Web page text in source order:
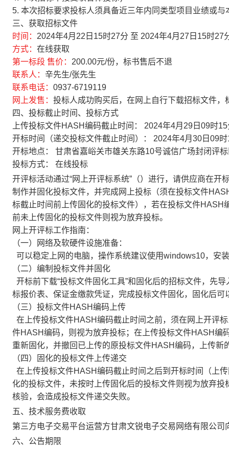
5. 本次招标要求投标人须具备近三年内同类型项目业绩或
三、获取招标文件
时间： 2024年4月22日15时27分 至 2024年4月27日15时27
方式： 在线获取
第一标段 售价： 200.00元/份，标书售后不退
联系人： 辛先生/张先生
联系电话： 0937-6719119
网上发售： 投标人成功购买后，在网上自行下载招标文件
四、投标截止时间、投标方式
上传投标文件HASH编码截止时间： 2024年4月29日09时15
开标时间（递交投标文件截止时间）： 2024年4月30日09
开标地点： 甘肃省嘉峪关市雄关东路10号诚信广场封闭评
投标方式： 在线投标
开评标活动通过“网上开评标系统”（）进行，请供应商在开
制作并固化投标文件，并完成网上投标（须在投标文件
标截止时间前上传固化的投标文件），若在投标文件
前未上传固化的投标文件则视为放弃投标。
网上开评标工作指南：
（一）网络及软硬件设施准备：
可以稳定上网的电脑，操作系统建议使用windows10，安
（二）编制投标文件并固化
开标前下载“投标文件固化工具”和固化后的招标文件，先
标报价表、保证金缴款凭证，完成投标文件固化，固化后
（三）投标文件HASH编码上传
在上传投标文件HASH编码截止时间之前，须在网上开评
件HASH编码，则视为放弃投标；在上传投标文件HASH编
重新固化，并撤回已上传的原投标文件HASH编码，上传新
（四）固化的投标文件上传递交
在上传投标文件HASH编码截止时间之后到开标时间（上
化的投标文件，未按时上传固化后的投标文件则视为放弃
核验，会造成投标文件递交失败。
五、技术服务费收取
第三方电子交易平台运营方甘肃文锐电子交易网络有限公
六、公告期限